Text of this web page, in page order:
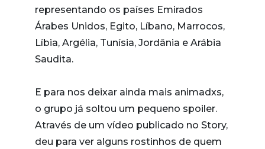
representando os países Emirados
Árabes Unidos, Egito, Líbano, Marrocos,
Líbia, Argélia, Tunísia, Jordânia e Arábia
Saudita.
E para nos deixar ainda mais animadxs,
o grupo já soltou um pequeno spoiler.
Através de um vídeo publicado no Story,
deu para ver alguns rostinhos de quem